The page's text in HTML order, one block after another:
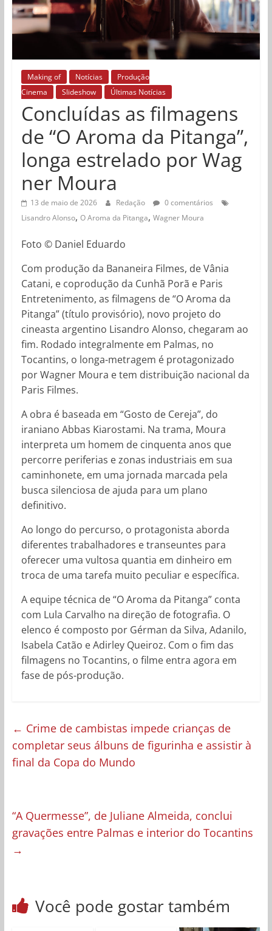
Making of Notícias
Produção
Cinema
Slideshow Últimas Notícias
Concluídas as filmagens
de “O Aroma da Pitanga”,
longa estrelado por Wag
ner Moura
13 de maio de 2026 Redação
0 comentários
Lisandro Alonso, O Aroma da Pitanga, Wagner Moura
Foto © Daniel Eduardo
Com produção da Bananeira Filmes, de Vânia
Catani, e coprodução da Cunhã Porã e Paris
Entretenimento, as filmagens de “O Aroma da
Pitanga” (título provisório), novo projeto do
cineasta argentino Lisandro Alonso, chegaram ao
fim. Rodado integralmente em Palmas, no
Tocantins, o longa-metragem é protagonizado
por Wagner Moura e tem distribuição nacional da
Paris Filmes.
A obra é baseada em “Gosto de Cereja”, do
iraniano Abbas Kiarostami. Na trama, Moura
interpreta um homem de cinquenta anos que
percorre periferias e zonas industriais em sua
caminhonete, em uma jornada marcada pela
busca silenciosa de ajuda para um plano
definitivo.
Ao longo do percurso, o protagonista aborda
diferentes trabalhadores e transeuntes para
oferecer uma vultosa quantia em dinheiro em
troca de uma tarefa muito peculiar e específica.
A equipe técnica de “O Aroma da Pitanga” conta
com Lula Carvalho na direção de fotografia. O
elenco é composto por Gérman da Silva, Adanilo,
Isabela Catão e Adirley Queiroz. Com o fim das
filmagens no Tocantins, o filme entra agora em
fase de pós-produção.
← Crime de cambistas impede crianças de
completar seus álbuns de figurinha e assistir à
final da Copa do Mundo
“A Quermesse”, de Juliane Almeida, conclui
gravações entre Palmas e interior do Tocantins
→
Você pode gostar também